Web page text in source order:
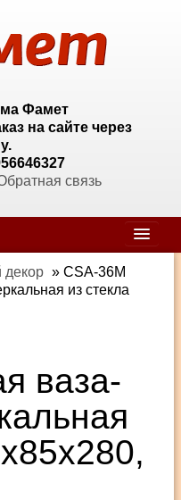
Фамет
на сайте через
связь
декор » CSA-36M
из стекла
ваза-